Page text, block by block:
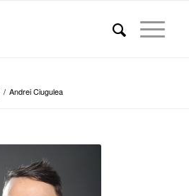
/ Andrei Ciugulea